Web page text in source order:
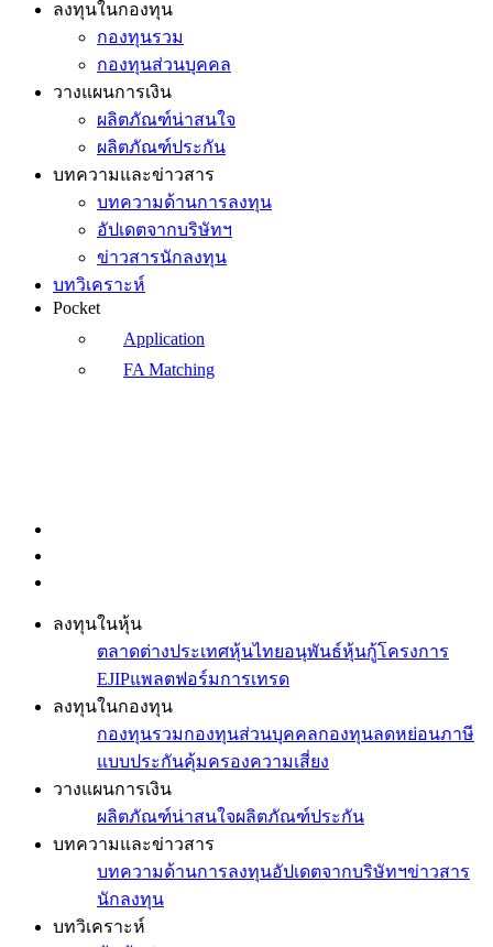
ลงทุนในกองทุน
กองทุนรวม
กองทุนส่วนบุคคล
วางแผนการเงิน
ผลิตภัณฑ์น่าสนใจ
ผลิตภัณฑ์ประกัน
บทความและข่าวสาร
บทความด้านการลงทุน
อัปเดตจากบริษัทฯ
ข่าวสารนักลงทุน
บทวิเคราะห์
Pocket
Application
FA Matching
ลงทุนในหุ้น
ตลาดต่างประเทศหุ้นไทยอนุพันธ์หุ้นกู้โครงการ
EJIPแพลตฟอร์มการเทรด
ลงทุนในกองทุน
กองทุนรวมกองทุนส่วนบุคคลกองทุนลดหย่อนภาษี
แบบประกันคุ้มครองความเสี่ยง
วางแผนการเงิน
ผลิตภัณฑ์น่าสนใจผลิตภัณฑ์ประกัน
บทความและข่าวสาร
บทความด้านการลงทุนอัปเดตจากบริษัทฯข่าวสาร
นักลงทุน
บทวิเคราะห์